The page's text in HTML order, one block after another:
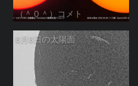
（＾０＾）コメト
8月8日の太陽面